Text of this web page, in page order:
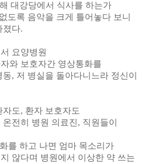
대강당에서 식사를 하는가
도록 음악을 크게 틀어놓다 보니
졌다.
요양병원
와 보호자간 영상통화를
동, 저 병실을 돌아다니느라 정신이
자도, 환자 보호자도
전히 병원 의료진 , 직원들이
를 하고 나면 엄마 목소리가
않다며 병원에서 이상한 약 쓰는